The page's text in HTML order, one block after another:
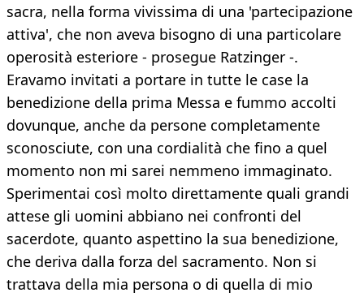
sacra, nella forma vivissima di una 'partecipazione
attiva', che non aveva bisogno di una particolare
operosità esteriore - prosegue Ratzinger -.
Eravamo invitati a portare in tutte le case la
benedizione della prima Messa e fummo accolti
dovunque, anche da persone completamente
sconosciute, con una cordialità che fino a quel
momento non mi sarei nemmeno immaginato.
Sperimentai così molto direttamente quali grandi
attese gli uomini abbiano nei confronti del
sacerdote, quanto aspettino la sua benedizione,
che deriva dalla forza del sacramento. Non si
trattava della mia persona o di quella di mio